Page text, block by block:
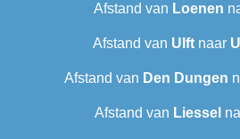
Afstand van Loenen
Afstand van Ulft naar
Afstand van Den Dungen
Afstand van Liessel